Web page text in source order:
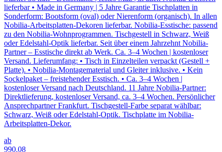
lieferbar • Made in Germany | 5 Jahre Garantie Tischplatten in
Sonderform: Bootsform (oval) oder Nierenform (organisch). In allen
Nobilia-Arbeitsplatten-Dekoren lieferbar. Nobilia-Esstische: passend
zu den Nobilia-Wohnprogrammen. Tischgestell in Schwarz, Weiß
oder Edelstahl-Optik lieferbar. Seit über einem Jahrzehnt Nobilia-
Partner – Esstische direkt ab Werk. Ca. 3–4 Wochen | kostenloser
Versand. Lieferumfang: • Tisch in Einzelteilen verpackt (Gestell +
Platte). • Nobilia-Montagematerial und Gleiter inklusive. • Kein
Sockelpaket – freistehender Esstisch. • Ca. 3–4 Wochen |
kostenloser Versand nach Deutschland. 11 Jahre Nobilia-Partner:
Direktlieferung, kostenloser Versand, ca. 3–4 Wochen. Persönlicher
Ansprechpartner Frankfurt. Tischgestell-Farbe separat wählbar:
Schwarz, Weiß oder Edelstahl-Optik. Tischplatte im Nobilia-
Arbeitsplatten-Dekor.
ab
990.08